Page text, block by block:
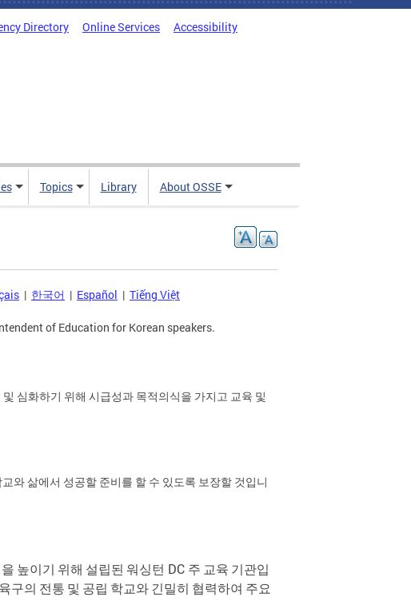
Directory Online Services Accessibility
Topics Library About OSSE
| 한국어 | Español | Tiếng Việt
of Education for Korean speakers.
심화하기 위해 시급성과 목적의식을 가지고 교육 및
와 삶에서 성공할 준비를 할 수 있도록 보장할 것입니
높이기 위해 설립된 워싱턴 DC 주 교육 기관입
구의 전통 및 공립 학교와긴밀히 협력하여 주요